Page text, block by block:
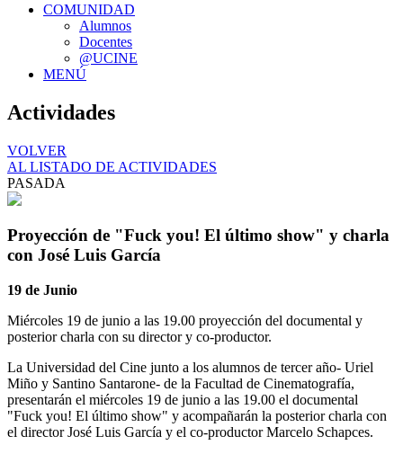
COMUNIDAD
Alumnos
Docentes
@UCINE
MENÚ
Actividades
VOLVER
AL LISTADO DE ACTIVIDADES
PASADA
Proyección de "Fuck you! El último show" y charla
con José Luis García
19 de Junio
Miércoles 19 de junio a las 19.00 proyección del documental y
posterior charla con su director y co-productor.
La Universidad del Cine junto a los alumnos de tercer año- Uriel
Miño y Santino Santarone- de la Facultad de Cinematografía,
presentarán el miércoles 19 de junio a las 19.00 el documental
"Fuck you! El último show" y acompañarán la posterior charla con
el director José Luis García y el co-productor Marcelo Schapces.